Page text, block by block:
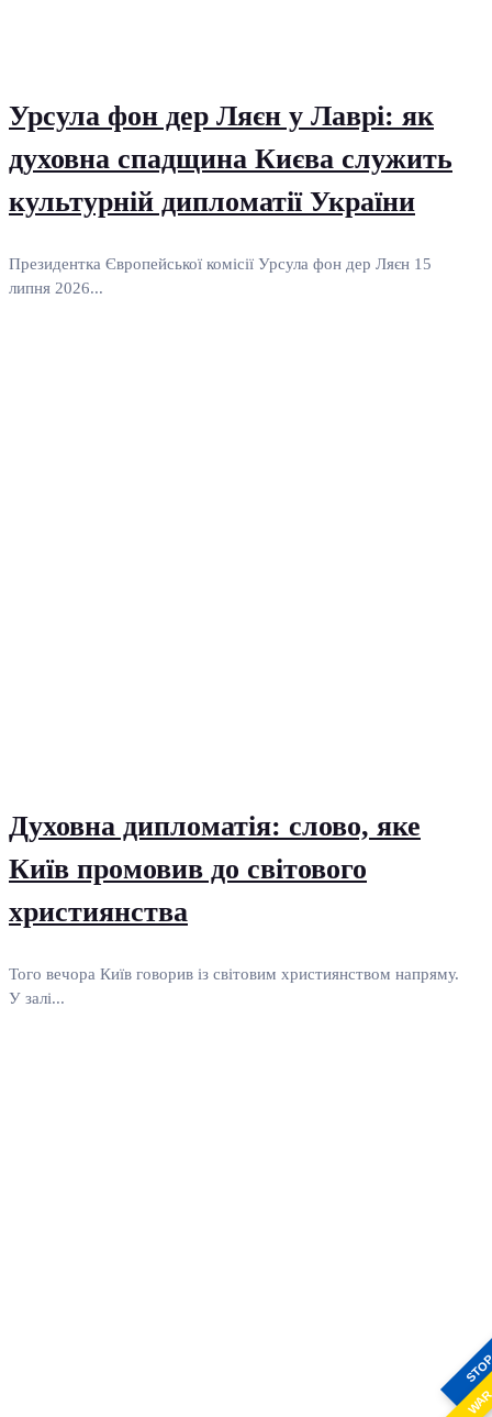
Урсула фон дер Ляєн у Лаврі: як
духовна спадщина Києва служить
культурній дипломатії України
Президентка Європейської комісії Урсула фон дер Ляєн 15
липня 2026...
Духовна дипломатія: слово, яке
Київ промовив до світового
християнства
Того вечора Київ говорив із світовим християнством напряму.
У залі...